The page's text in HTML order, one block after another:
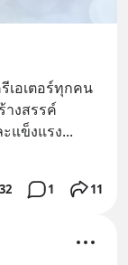
อเตอร์ทุกคน
งสรรค์
แข็งแรง
32 1 11